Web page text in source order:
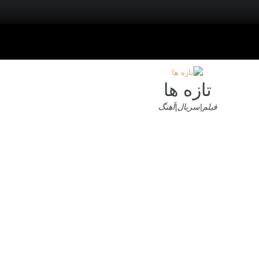
تازه ها
فیلم|سریال|آهنگ